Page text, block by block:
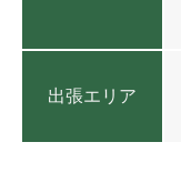
出張エリア